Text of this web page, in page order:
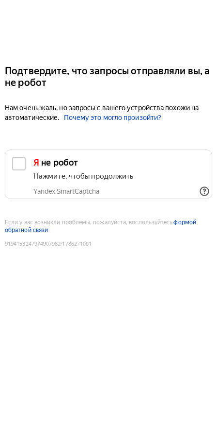
Подтвердите, что запросы отправляли вы, а
не робот
Нам очень жаль, но запросы с вашего устройства похожи на
автоматические.
Почему это могло произойти?
Я не робот
Нажмите, чтобы продолжить
Yandex SmartCaptcha
Если у вас возникли проблемы, пожалуйста, воспользуйтесьформой
обратной связи
9194153247974907982:1786271001